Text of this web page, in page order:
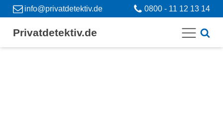
info@privatdetektiv.de 0800 - 11 12 13 14
Privatdetektiv.de